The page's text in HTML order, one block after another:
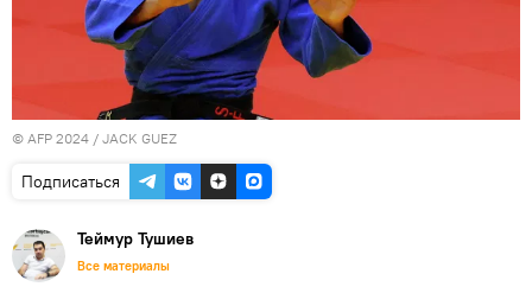
© AFP 2024 / JACK GUEZ
Подписаться
Теймур Тушиев
Все материалы